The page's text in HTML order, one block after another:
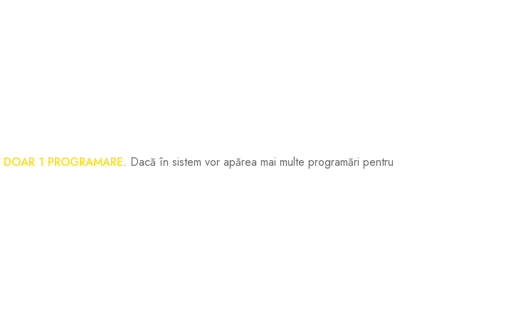
DOAR 1 PROGRAMARE. Dacă în sistem vor apărea mai multe programări pentru